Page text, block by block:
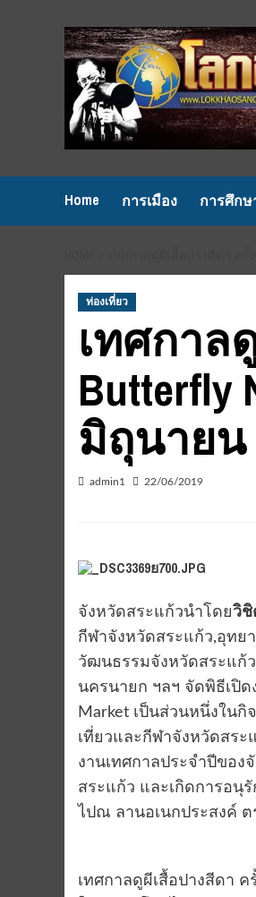
Home การเมือง การศึกษ
ท่องเที่ยว
เทศกาล
Butterfly
มิถุนายน
admin1 22/06/2019
จังหวัดสระแก้วนำโดยวิชิ
กีฬาจังหวัดสระแก้ว,อุทย
วัฒนธรรมจังหวัดสระแก้
นครนายก ฯลฯ จัดพิธีเปิด
Market เป็นส่วนหนึ่งในกิ
เที่ยวและกีฬาจังหวัดสระ
งานเทศกาลประจำปีของ
สระแก้ว และเกิดการอนุ
ไปณ ลานอเนกประสงค์
เทศกาลดูผีเสื้อปางสีดา